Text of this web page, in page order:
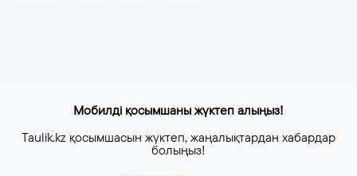
Мобилді қосымшаны жүктеп алыңыз!
Taulik.kz қосымшасын жүктеп, жаңалықтардан хабардар
болыңыз!